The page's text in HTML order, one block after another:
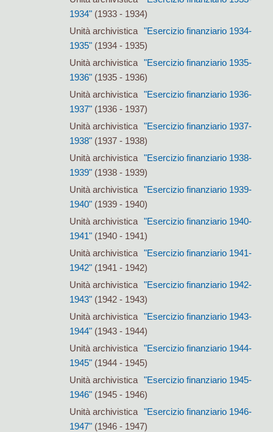
1934" (1933 - 1934)
Unità archivistica
"Esercizio finanziario 1934-
1935" (1934 - 1935)
Unità archivistica
"Esercizio finanziario 1935-
1936" (1935 - 1936)
Unità archivistica
"Esercizio finanziario 1936-
1937" (1936 - 1937)
Unità archivistica
"Esercizio finanziario 1937-
1938" (1937 - 1938)
Unità archivistica
"Esercizio finanziario 1938-
1939" (1938 - 1939)
Unità archivistica
"Esercizio finanziario 1939-
1940" (1939 - 1940)
Unità archivistica
"Esercizio finanziario 1940-
1941" (1940 - 1941)
Unità archivistica
"Esercizio finanziario 1941-
1942" (1941 - 1942)
Unità archivistica
"Esercizio finanziario 1942-
1943" (1942 - 1943)
Unità archivistica
"Esercizio finanziario 1943-
1944" (1943 - 1944)
Unità archivistica
"Esercizio finanziario 1944-
1945" (1944 - 1945)
Unità archivistica
"Esercizio finanziario 1945-
1946" (1945 - 1946)
Unità archivistica
"Esercizio finanziario 1946-
1947" (1946 - 1947)